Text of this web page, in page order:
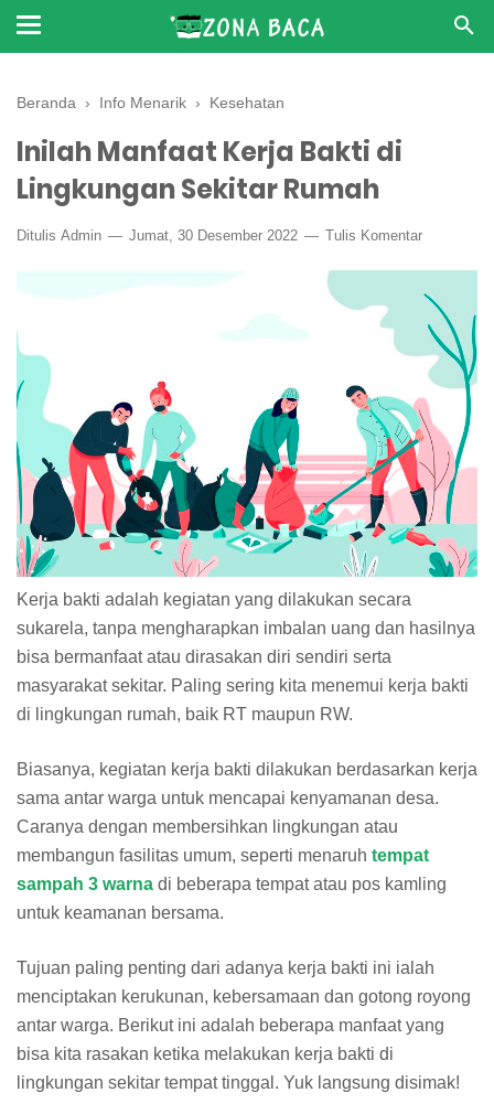
Beranda › Info Menarik › Kesehatan
Inilah Manfaat Kerja Bakti di
Lingkungan Sekitar Rumah
Ditulis Admin Jumat, 30 Desember 2022 Tulis Komentar
Kerja bakti adalah kegiatan yang dilakukan secara
sukarela, tanpa mengharapkan imbalan uang dan hasilnya
bisa bermanfaat atau dirasakan diri sendiri serta
masyarakat sekitar. Paling sering kita menemui kerja bakti
di lingkungan rumah, baik RT maupun RW.
Biasanya, kegiatan kerja bakti dilakukan berdasarkan kerja
sama antar warga untuk mencapai kenyamanan desa.
Caranya dengan membersihkan lingkungan atau
membangun fasilitas umum, seperti menaruh tempat
sampah 3 warna di beberapa tempat atau pos kamling
untuk keamanan bersama.
Tujuan paling penting dari adanya kerja bakti ini ialah
menciptakan kerukunan, kebersamaan dan gotong royong
antar warga. Berikut ini adalah beberapa manfaat yang
bisa kita rasakan ketika melakukan kerja bakti di
lingkungan sekitar tempat tinggal. Yuk langsung disimak!